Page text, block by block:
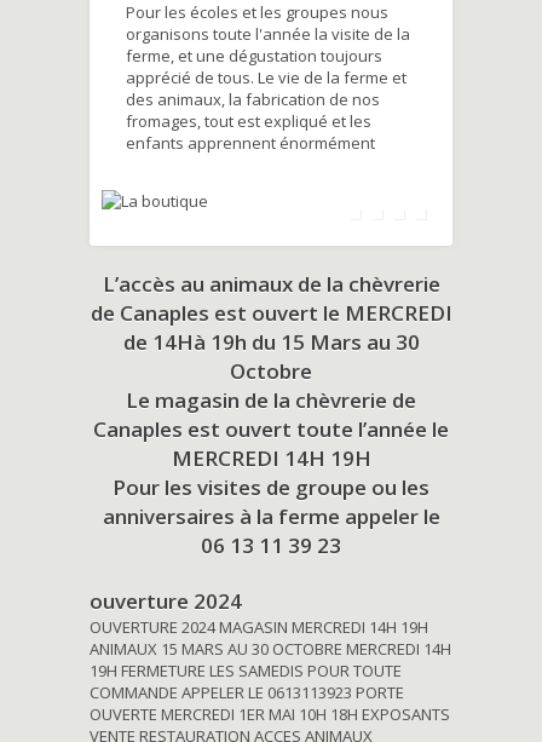
Pour les écoles et les groupes nous
organisons toute l'année la visite de la
ferme, et une dégustation toujours
apprécié de tous. Le vie de la ferme et
des animaux, la fabrication de nos
fromages, tout est expliqué et les
enfants apprennent énormément
L’accès au animaux de la chèvrerie
de Canaples est ouvert le MERCREDI
de 14Hà 19h du 15 Mars au 30
Octobre
Le magasin de la chèvrerie de
Canaples est ouvert toute l’année le
MERCREDI 14H 19H
Pour les visites de groupe ou les
anniversaires à la ferme appeler le
06 13 11 39 23
ouverture 2024
OUVERTURE 2024 MAGASIN MERCREDI 14H 19H
ANIMAUX 15 MARS AU 30 OCTOBRE MERCREDI 14H
19H FERMETURE LES SAMEDIS POUR TOUTE
COMMANDE APPELER LE 0613113923 PORTE
OUVERTE MERCREDI 1ER MAI 10H 18H EXPOSANTS
VENTE RESTAURATION ACCES ANIMAUX